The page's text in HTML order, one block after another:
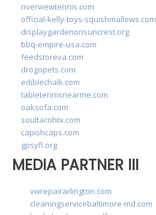
riverviewtennis.com
official-kelly-toys-squishmallows.com
displaygardenonsuncrest.org
bbq-empire-usa.com
feedstoreva.com
drogopets.com
ediblechalk.com
tabletennisnearme.com
oaksofa.com
soultacohtx.com
capishcaps.com
gpsyfl.org
MEDIA PARTNER III
vwrepairarlington.com
cleaningservicebaltimore-md.com